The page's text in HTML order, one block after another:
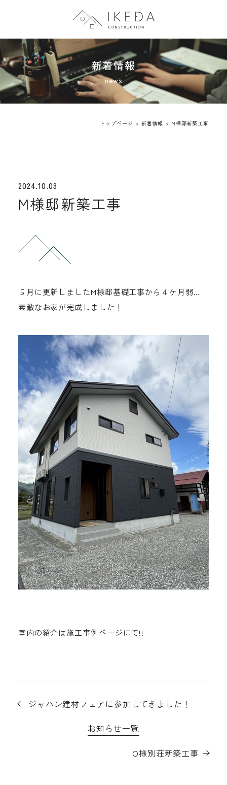
トップページ
会社案内
tel.0261-75-2433
新着情報
トップページ > 新着情報 > M様邸新築工事
2024.10.03
M様邸新築工事
５月に更新しましたM様邸基礎工事から４ケ月弱…
素敵なお家が完成しました！
室内の紹介は施工事例ページにて!!
ジャパン建材フェアに参加してきました！
お知らせ一覧
O様別荘新築工事